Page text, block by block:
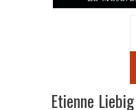
Etienne